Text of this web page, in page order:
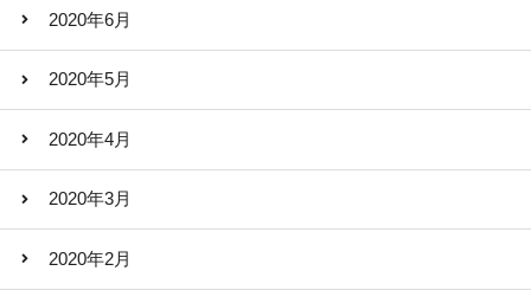
2020年6月
2020年5月
2020年4月
2020年3月
2020年2月